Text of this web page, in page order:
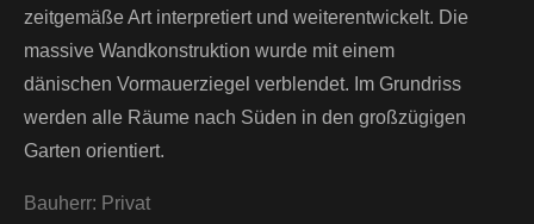
zeitgemäße Art interpretiert und weiterentwickelt. Die
massive Wandkonstruktion wurde mit einem
dänischen Vormauerziegel verblendet. Im Grundriss
werden alle Räume nach Süden in den großzügigen
Garten orientiert.
Bauherr: Privat